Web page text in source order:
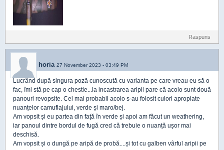
Raspuns
horia 27 November 2023 - 03:49 PM
Lucrând după singura poză cunoscută cu varianta pe care vreau eu să o
fac, îmi stă pe cap o chestie...la incastrarea aripii pare că acolo sunt două
panouri revopsite. Cel mai probabil acolo s-au folosit culori apropiate
nuanțelor camuflajului, verde și maro/bej.
Am vopsit și eu partea din față în verde și apoi am făcut un weathering,
iar panoul dintre bordul de fugă cred că trebuie o nuanță ușor mai
deschisă.
Am vopsit și o dungă pe aripă de probă....și tot cu galben vârful aripii pe